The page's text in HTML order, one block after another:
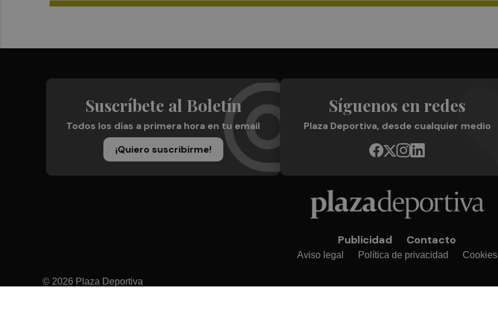
Suscríbete al Boletín
Todos los días a primera hora en tu email
¡Quiero suscribirme!
Síguenos en redes
Plaza Deportiva, desde cualquier medio
Publicidad Contacto
Aviso legal Política de privacidad Cookies
© 2026 Plaza Deportiva